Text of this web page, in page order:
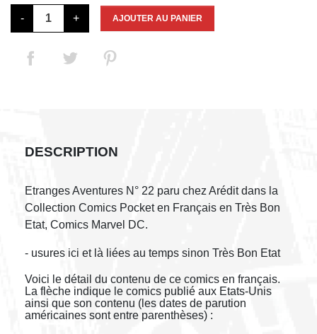
- + AJOUTER AU PANIER
DESCRIPTION
Etranges Aventures N° 22 paru chez Arédit dans la
Collection Comics Pocket en Français en Très Bon
Etat, Comics Marvel DC.
- usures ici et là liées au temps sinon Très Bon Etat
Voici le détail du contenu de ce comics en français.
La flèche indique le comics publié aux Etats-Unis
ainsi que son contenu (les dates de parution
américaines sont entre parenthèses) :